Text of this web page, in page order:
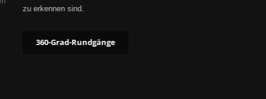
zu erkennen sind.
360-Grad-Rundgänge